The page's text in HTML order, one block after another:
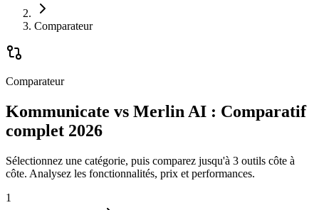
Comparateur
Comparateur
Kommunicate vs Merlin AI : Comparatif
complet 2026
Sélectionnez une catégorie, puis comparez jusqu'à 3 outils côte à
côte. Analysez les fonctionnalités, prix et performances.
1